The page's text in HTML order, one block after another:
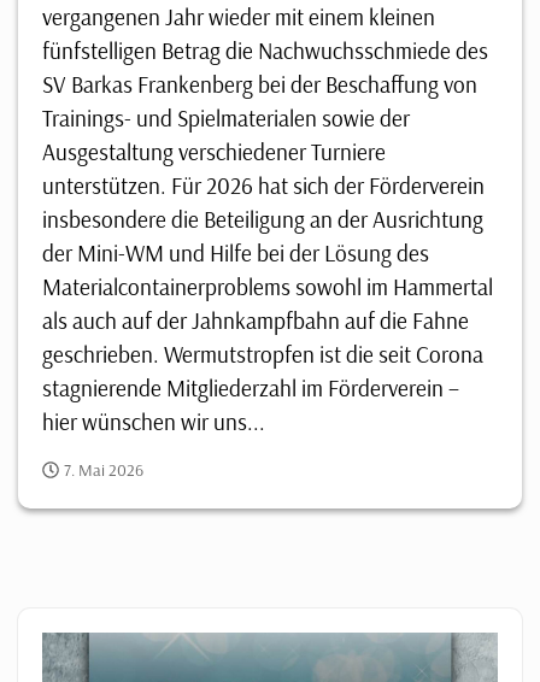
vergangenen Jahr wieder mit einem kleinen
fünfstelligen Betrag die Nachwuchsschmiede des
SV Barkas Frankenberg bei der Beschaffung von
Trainings- und Spielmaterialen sowie der
Ausgestaltung verschiedener Turniere
unterstützen. Für 2026 hat sich der Förderverein
insbesondere die Beteiligung an der Ausrichtung
der Mini-WM und Hilfe bei der Lösung des
Materialcontainerproblems sowohl im Hammertal
als auch auf der Jahnkampfbahn auf die Fahne
geschrieben. Wermutstropfen ist die seit Corona
stagnierende Mitgliederzahl im Förderverein –
hier wünschen wir uns...
7. Mai 2026